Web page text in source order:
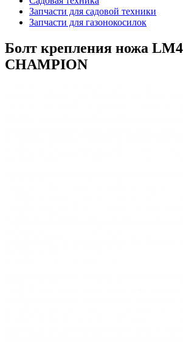
Запчасти для садовой техники
Запчасти для газонокосилок
Болт крепления ножа
CHAMPION